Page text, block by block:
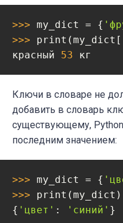
>>> my_dict = {
>>> print(my_dict[
красный 53
Ключи в словаре не
добавить в словарь
существующему,
последним значением:
>>> my_dict = {
>>> print(my_dict)
{ 'цвет' : 'синий'